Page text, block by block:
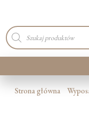
Wyszukiwarka
produktów
Kategorie produktów
Strona główna